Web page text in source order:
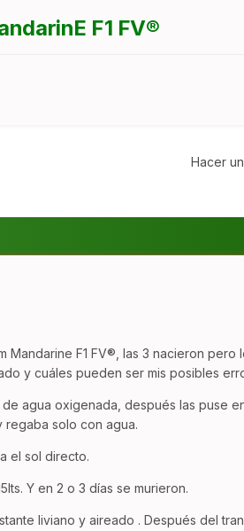
F1 FV®
Hacer
Mandarine F1 FV®, las 3 nacieron
y cuáles pueden ser mis posibles
agua oxigenada, después las puse
regaba solo con agua.
el sol directo.
Y en 2 o 3 días se murieron.
liviano y aireado . Después del